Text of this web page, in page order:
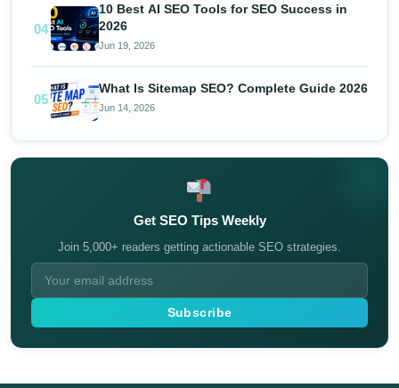
04
10 Best AI SEO Tools for SEO Success in
2026
Jun 19, 2026
05
What Is Sitemap SEO? Complete Guide 2026
Jun 14, 2026
Get SEO Tips Weekly
Join 5,000+ readers getting actionable SEO strategies.
Subscribe